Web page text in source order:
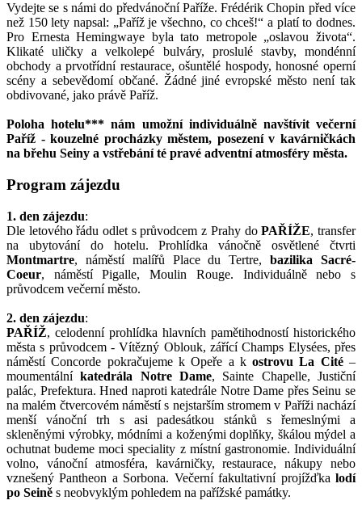
Vydejte se s námi do předvánoční Paříže. Frédérik Chopin před více
než 150 lety napsal: „Paříž je všechno, co chceš!“ a platí to dodnes.
Pro Ernesta Hemingwaye byla tato metropole „oslavou života“.
Klikaté uličky a velkolepé bulváry, proslulé stavby, mondénní
obchody a prvotřídní restaurace, ošuntělé hospody, honosné operní
scény a sebevědomí občané. Žádné jiné evropské město není tak
obdivované, jako právě Paříž.
Poloha hotelu*** nám umožní individuálně navštívit večerní
Paříž - kouzelné procházky městem, posezení v kavárničkách
na břehu Seiny a vstřebání té pravé adventní atmosféry města.
Program zájezdu
1. den zájezdu:
Dle letového řádu odlet s průvodcem z Prahy doPAŘÍŽE, transfer
na ubytování do hotelu. Prohlídka vánočně osvětlené čtvrti
Montmartre, náměstí malířů Place du Tertre,bazilika Sacré-
Coeur, náměstí Pigalle, Moulin Rouge. Individuálně nebo s
průvodcem večerní město.
2. den zájezdu:
PAŘÍŽ, celodenní prohlídka hlavních pamětihodností historického
města s průvodcem - Vítězný Oblouk, zářící Champs Elysées, přes
náměstí Concorde pokračujeme k Opeře a kostrovu La Cité–
moumentálníkatedrála Notre Dame, Sainte Chapelle, Justiční
palác, Prefektura. Hned naproti katedrále Notre Dame přes Seinu se
na malém čtvercovém náměstí s nejstarším stromem v Paříži nachází
menší vánoční trh s asi padesátkou stánků s řemeslnými a
skleněnými výrobky, módními a koženými doplňky, škálou mýdel a
ochutnat budeme moci speciality z místní gastronomie. Individuální
volno, vánoční atmosféra, kavárničky, restaurace, nákupy nebo
vznešený Pantheon a Sorbona. Večerní fakultativní projížďka lodí
po Seině s neobvyklým pohledem na pařížské památky.